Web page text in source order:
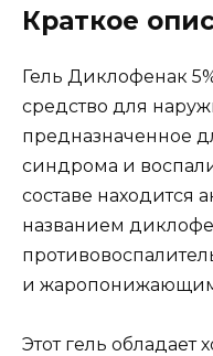
Краткое
Гель Диклофенак
средство для
предназначенное
синдрома и
составе находится
названием
и
Этот гель